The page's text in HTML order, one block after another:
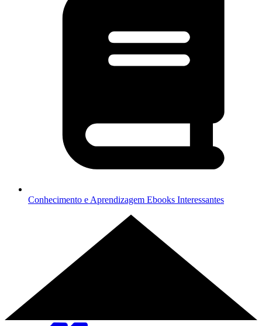
Conhecimento e Aprendizagem Ebooks Interessantes